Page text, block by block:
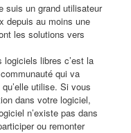
suis un grand utilisateur
depuis au moins une
les solutions vers
logiciels libres c’est la
qui va
utilise. Si vous
dans votre logiciel,
n’existe pas dans
ou remonter